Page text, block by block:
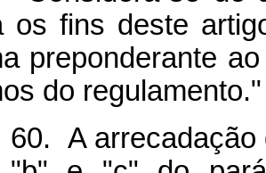
os fins deste
preponderante
do
60. A